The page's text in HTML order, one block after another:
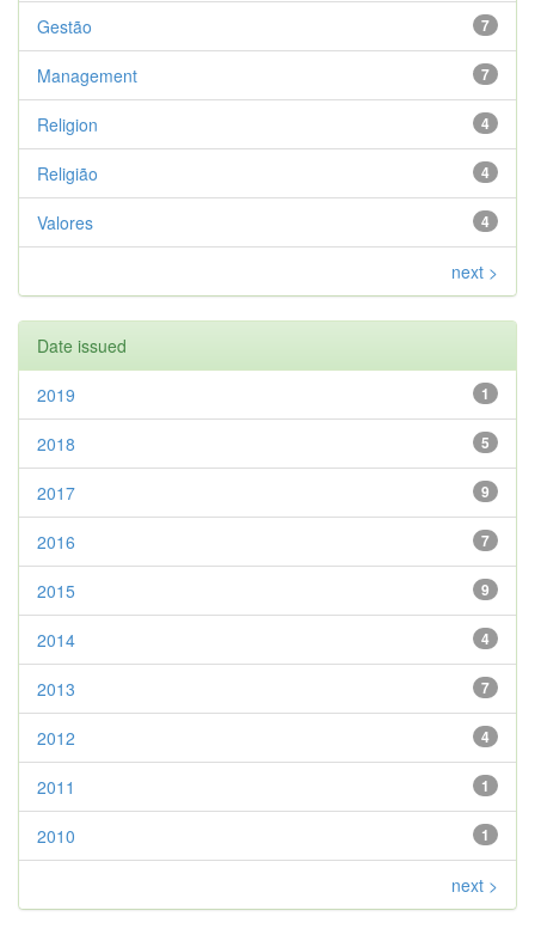
7
Gestão
7
Management
4
Religion
4
Religião
4
Valores
next >
Date issued
1
2019
5
2018
9
2017
7
2016
9
2015
4
2014
7
2013
4
2012
1
2011
1
2010
next >